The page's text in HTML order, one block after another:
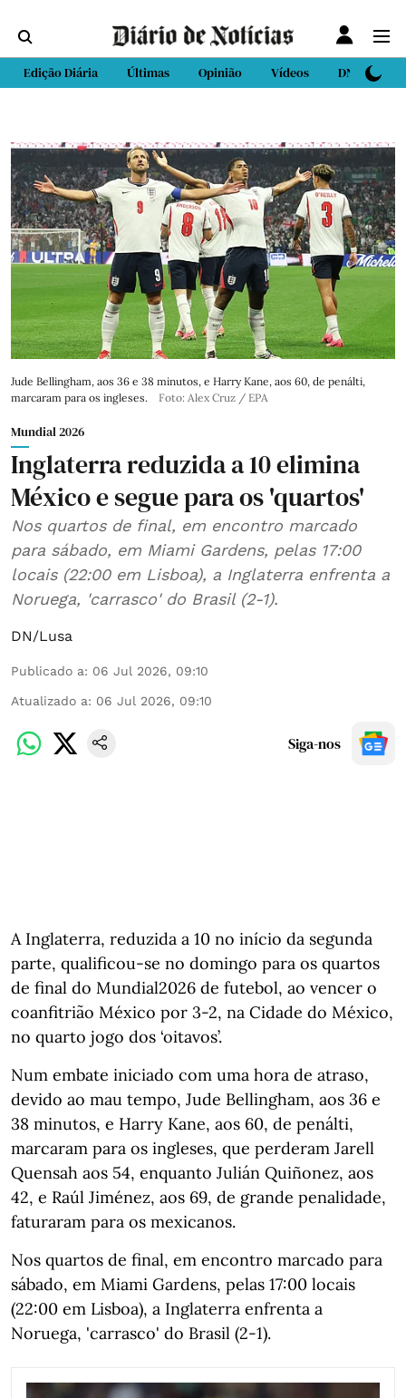
Edição Diária Últimas Opinião Vídeos DN Sport
Jude Bellingham, aos 36 e 38 minutos, e Harry Kane, aos 60, de penálti,
marcaram para os ingleses.
Foto: Alex Cruz / EPA
Mundial 2026
Inglaterra reduzida a 10 elimina
México e segue para os 'quartos'
Nos quartos de final, em encontro marcado
para sábado, em Miami Gardens, pelas 17:00
locais (22:00 em Lisboa), a Inglaterra enfrenta a
Noruega, 'carrasco' do Brasil (2-1).
DN/Lusa
Publicado a: 06 Jul 2026, 09:10
Atualizado a: 06 Jul 2026, 09:10
Siga-nos
A Inglaterra, reduzida a 10 no início da segunda
parte, qualificou-se no domingo para os quartos
de final do Mundial2026 de futebol, ao vencer o
coanfitrião México por 3-2, na Cidade do México,
no quarto jogo dos ‘oitavos’.
Num embate iniciado com uma hora de atraso,
devido ao mau tempo, Jude Bellingham, aos 36 e
38 minutos, e Harry Kane, aos 60, de penálti,
marcaram para os ingleses, que perderam Jarell
Quensah aos 54, enquanto Julián Quiñonez, aos
42, e Raúl Jiménez, aos 69, de grande penalidade,
faturaram para os mexicanos.
Nos quartos de final, em encontro marcado para
sábado, em Miami Gardens, pelas 17:00 locais
(22:00 em Lisboa), a Inglaterra enfrenta a
Noruega, 'carrasco' do Brasil (2-1).